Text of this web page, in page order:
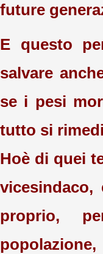
future
E questo
salvare
se i pesi
tutto si
Hoè di quei
proprio,